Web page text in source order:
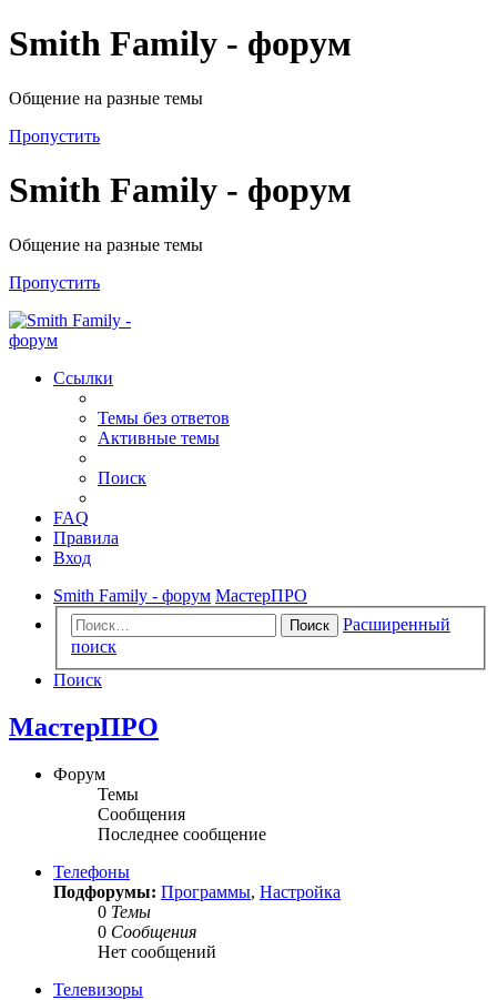
Smith Family - форум
Общение на разные темы
Пропустить
Smith Family - форум
Общение на разные темы
Пропустить
Ссылки
Темы без ответов
Активные темы
Поиск
FAQ
Правила
Вход
Smith Family - форум МастерПРО
Поиск
Расширенный
поиск
Поиск
МастерПРО
Форум
Темы
Сообщения
Последнее сообщение
Телефоны
Подфорумы: Программы, Настройка
0 Темы
0 Сообщения
Нет сообщений
Телевизоры